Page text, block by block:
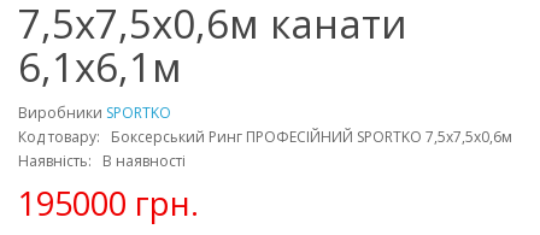
7,5х7,5х0,6м канати
6,1х6,1м
Виробники SPORTKO
Код товару: Боксерський Ринг ПРОФЕСІЙНИЙ SPORTKO 7,5х7,5х0,6м
Наявність: В наявності
195000 грн.